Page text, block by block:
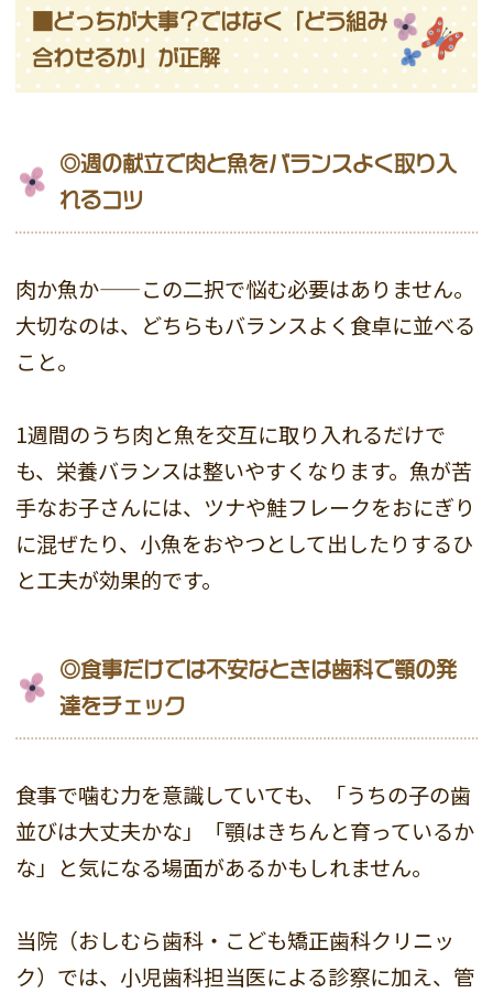
■どっちが大事？ではなく「どう組み
合わせるか」が正解
◎週の献立で肉と魚をバランスよく取り入
れるコツ
肉か魚か——この二択で悩む必要はありません。
大切なのは、どちらもバランスよく食卓に並べる
こと。
1週間のうち肉と魚を交互に取り入れるだけで
も、栄養バランスは整いやすくなります。魚が苦
手なお子さんには、ツナや鮭フレークをおにぎり
に混ぜたり、小魚をおやつとして出したりするひ
と工夫が効果的です。
◎食事だけでは不安なときは歯科で顎の発
達をチェック
食事で噛む力を意識していても、「うちの子の歯
並びは大丈夫かな」「顎はきちんと育っているか
な」と気になる場面があるかもしれません。
当院（おしむら歯科・こども矯正歯科クリニッ
ク）では、小児歯科担当医による診察に加え、管